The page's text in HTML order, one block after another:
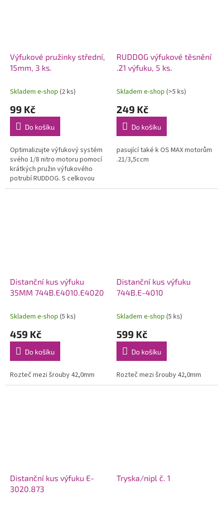
Výfukové pružinky střední,
15mm, 3 ks.
Skladem e-shop (2 ks)
99 Kč
Do košíku
Optimalizujte výfukový systém
svého 1/8 nitro motoru pomocí
krátkých pružin výfukového
potrubí RUDDOG. S celkovou
délkou 15 mm mají tyto pružiny
RUDDOG výfukové těsnění
.21 výfuku, 5 ks.
Skladem e-shop (>5 ks)
249 Kč
Do košíku
pasující také k OS MAX motorům
.21/3,5ccm
Distanční kus výfuku
35MM 744B.E4010.E4020
Skladem e-shop (5 ks)
459 Kč
Do košíku
Rozteč mezi šrouby 42,0mm
Distanční kus výfuku
744B.E-4010
Skladem e-shop (5 ks)
599 Kč
Do košíku
Rozteč mezi šrouby 42,0mm
Distanční kus výfuku E-
3020.873
Tryska/nipl č. 1